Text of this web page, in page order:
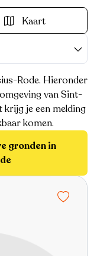
Kaart
Rode. Hieronder
van Sint-
krijg je een melding
komen.
gronden in